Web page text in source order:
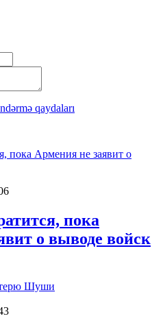
qaydaları
пока
о выводе войск